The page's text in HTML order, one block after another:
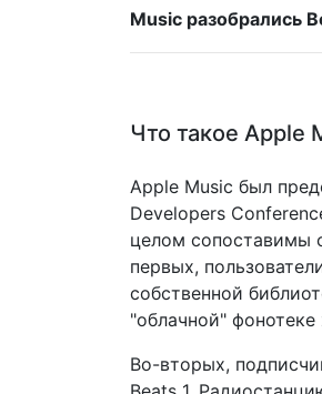
Music разобрались
Что такое Apple
Apple Music был
Developers
целом сопоставимы
первых,
собственной
"облачной"
Во-вторых,